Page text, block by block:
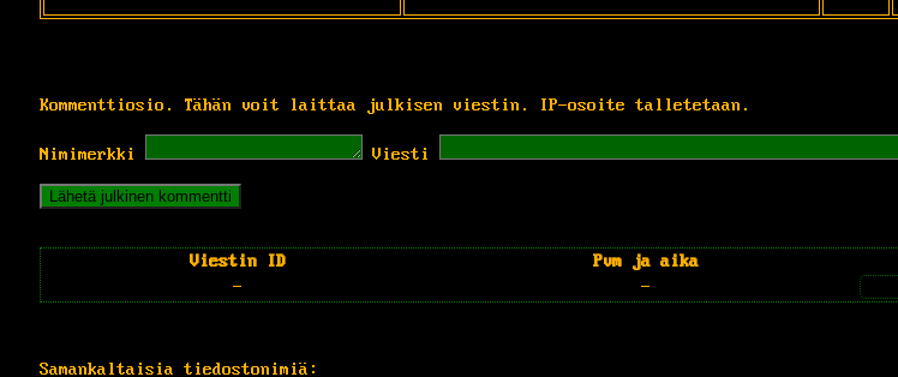
Kommenttiosio. Tähän voit laittaa julkisen viestin. IP-osoite talletetaan.
Nimimerkki Viesti
Viestin ID Pvm ja aika
-
-
Samankaltaisia tiedostonimiä: